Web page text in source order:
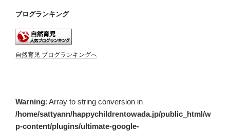
ブログランキング
自然育児 ブログランキングへ
Warning: Array to string conversion in
/home/sattyann/happychildrentowada.jp/public_html/w
p-content/plugins/ultimate-google-